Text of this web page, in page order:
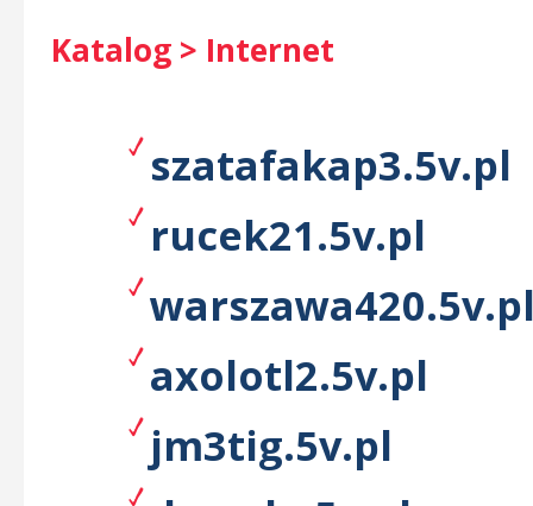
Katalog > Internet
szatafakap3.5v.pl
rucek21.5v.pl
axolotl2.5v.pl
jm3tig.5v.pl